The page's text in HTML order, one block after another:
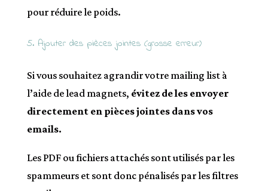
pour réduire le poids.
5. Ajouter des pièces jointes (grosse erreur)
Si vous souhaitez agrandir votre mailing list à
l’aide de lead magnets, évitez de les envoyer
directement en pièces jointes dans vos
emails.
Les PDF ou fichiers attachés sont utilisés par les
spammeurs et sont donc pénalisés par les filtres